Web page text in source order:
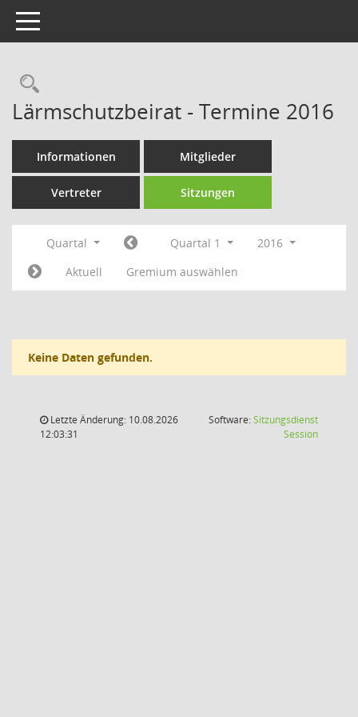
Toggle navigation
Rechercheauswahl
Lärmschutzbeirat - Termine 2016
Informationen Mitglieder
Vertreter Sitzungen
Quartal Quartal 1
2016
Aktuell
Gremium auswählen
Keine Daten gefunden.
Letzte Änderung: 10.08.2026
12:03:31
Software:Sitzungsdienst
Session(Wird in